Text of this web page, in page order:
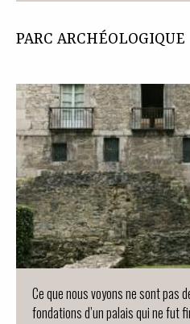
PARC ARCHÉOLOGIQUE
Ce que nous voyons ne sont pas
fondations d’un palais qui ne fut